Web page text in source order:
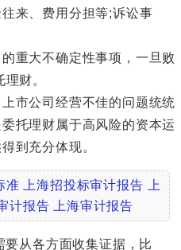
来、费用分担等;诉讼事
大不确定性事项，一旦败
财。
公司经营不佳的问题统统
托理财属于高风险的资本运
到充分体现。
准 上海招投标审计报告
上
计报告 上海审计报告
从各方面收集证据，比